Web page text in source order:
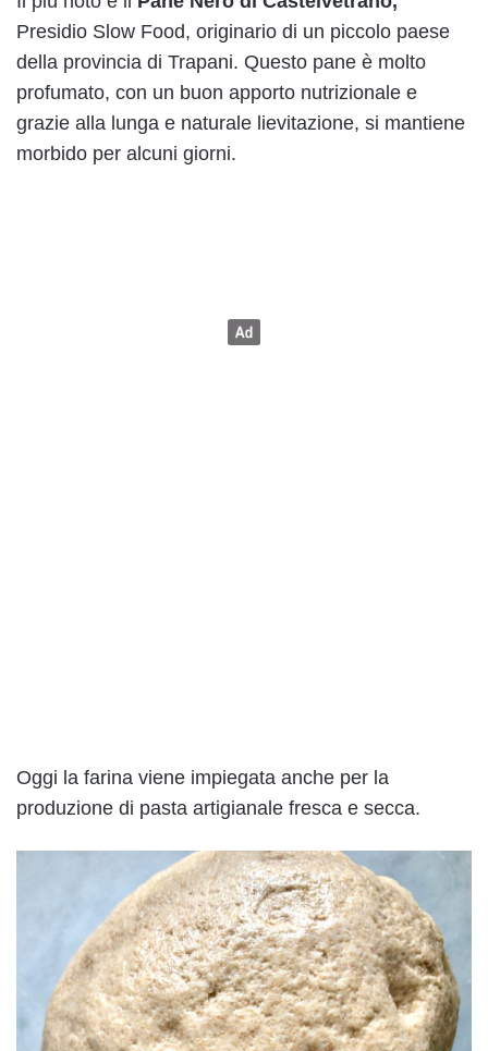
Presidio Slow Food, originario di un piccolo paese
della provincia di Trapani. Questo pane è molto
profumato, con un buon apporto nutrizionale e
grazie alla lunga e naturale lievitazione, si mantiene
morbido per alcuni giorni.
Oggi la farina viene impiegata anche per la
produzione di pasta artigianale fresca e secca.